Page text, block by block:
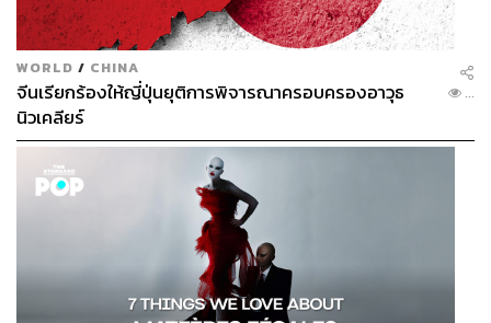
WORLD / CHINA
จีนเรียกร้องให้ญี่ปุ่นยุติการพิจารณาครอบครองอาวุธ
นิวเคลียร์
...